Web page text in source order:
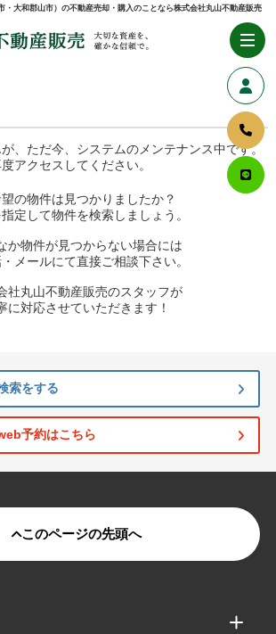
・大和郡山市）の不動産売却・購入のことなら株式会社丸山不動産販売
、ただ今、システムのメンテナンス中です。
アクセスしてください。
望の物件は見つかりましたか？
定して物件を検索しましょう。
か物件が見つからない場合には
メールにて直接ご相談下さい。
社丸山不動産販売のスタッフが
に対応させていただきます！
索をする
予約はこちら
このページの先頭へ